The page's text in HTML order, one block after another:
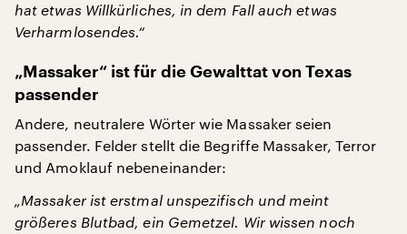
hat etwas Willkürliches, in dem Fall auch etwas
Verharmlosendes.“
„Massaker“ ist für die Gewalttat von Texas
passender
Andere, neutralere Wörter wie Massaker seien
passender. Felder stellt die Begriffe Massaker, Terror
und Amoklauf nebeneinander:
„Massaker ist erstmal unspezifisch und meint
größeres Blutbad, ein Gemetzel. Wir wissen noch